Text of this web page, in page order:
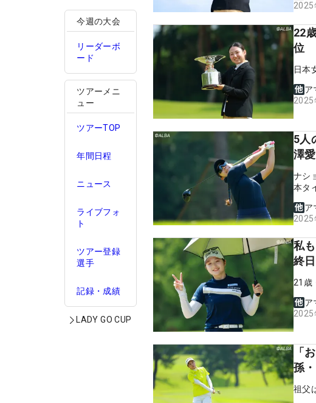
今週の大会
リーダーボ
ード
ツアーメニ
ュー
ツアーTOP
年間日程
ニュース
ライブフォ
ト
ツアー登録
選手
記録・成績
LADY GO CUP
2025
22
位
日本
ア
2025
5人
澤
ナシ
本タ
ア
2025
私
終
21歳
ア
2025
「
孫
祖父